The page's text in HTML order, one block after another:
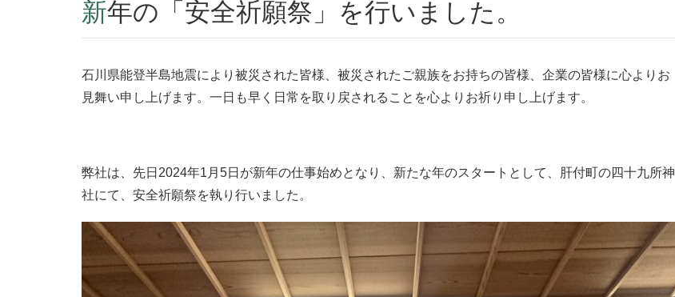
新年の「安全祈願祭」を行いました。
石川県能登半島地震により被災された皆様、被災されたご親族をお持ちの皆様、企業の皆様に心よりお
見舞い申し上げます。一日も早く日常を取り戻されることを心よりお祈り申し上げます。
弊社は、先日2024年1月5日が新年の仕事始めとなり、新たな年のスタートとして、肝付町の四十九所神
社にて、安全祈願祭を執り行いました。